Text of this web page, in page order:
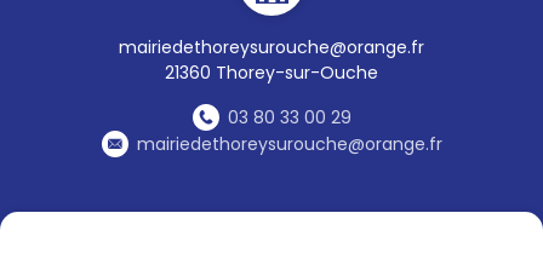
mairiedethoreysurouche@orange.fr
21360 Thorey-sur-Ouche
03 80 33 00 29
mairiedethoreysurouche@orange.fr